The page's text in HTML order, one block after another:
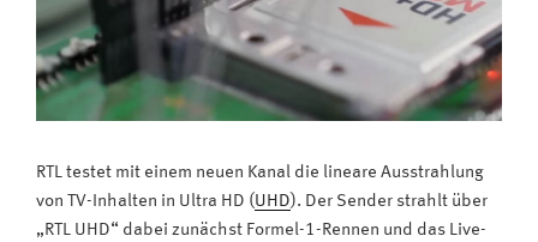
sparen“
RTL testet mit einem neuen Kanal die lineare Ausstrahlung
von TV-Inhalten in Ultra HD (UHD). Der Sender strahlt über
„RTL UHD“ dabei zunächst Formel-1-Rennen und das Live-